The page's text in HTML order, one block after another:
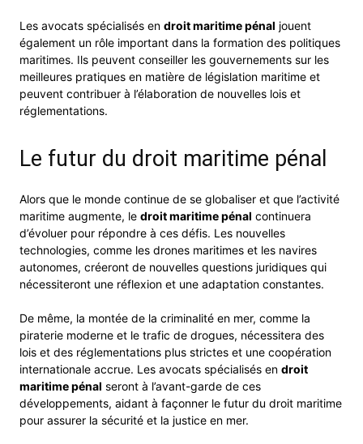
Les avocats spécialisés en droit maritime pénal jouent
également un rôle important dans la formation des politiques
maritimes. Ils peuvent conseiller les gouvernements sur les
meilleures pratiques en matière de législation maritime et
peuvent contribuer à l’élaboration de nouvelles lois et
réglementations.
Le futur du droit maritime pénal
Alors que le monde continue de se globaliser et que l’activité
maritime augmente, le droit maritime pénal continuera
d’évoluer pour répondre à ces défis. Les nouvelles
technologies, comme les drones maritimes et les navires
autonomes, créeront de nouvelles questions juridiques qui
nécessiteront une réflexion et une adaptation constantes.
De même, la montée de la criminalité en mer, comme la
piraterie moderne et le trafic de drogues, nécessitera des
lois et des réglementations plus strictes et une coopération
internationale accrue. Les avocats spécialisés en droit
maritime pénal seront à l’avant-garde de ces
développements, aidant à façonner le futur du droit maritime
pour assurer la sécurité et la justice en mer.